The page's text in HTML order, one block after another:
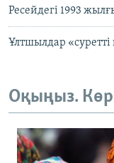
Ресейдегі 1993
Ұлтшылдар
Оқыңыз.